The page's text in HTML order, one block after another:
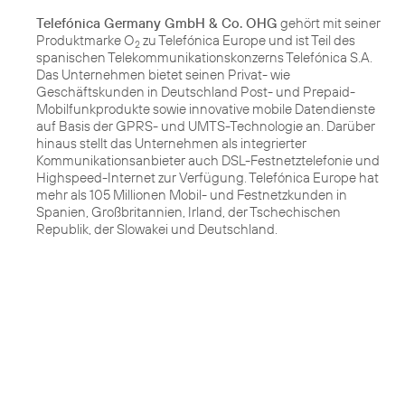
Telefónica Germany GmbH & Co. OHG gehört mit seiner
Produktmarke O2 zu Telefónica Europe und ist Teil des
spanischen Telekommunikationskonzerns Telefónica S.A.
Das Unternehmen bietet seinen Privat- wie
Geschäftskunden in Deutschland Post- und Prepaid-
Mobilfunkprodukte sowie innovative mobile Datendienste
auf Basis der GPRS- und UMTS-Technologie an. Darüber
hinaus stellt das Unternehmen als integrierter
Kommunikationsanbieter auch DSL-Festnetztelefonie und
Highspeed-Internet zur Verfügung. Telefónica Europe hat
mehr als 105 Millionen Mobil- und Festnetzkunden in
Spanien, Großbritannien, Irland, der Tschechischen
Republik, der Slowakei und Deutschland.